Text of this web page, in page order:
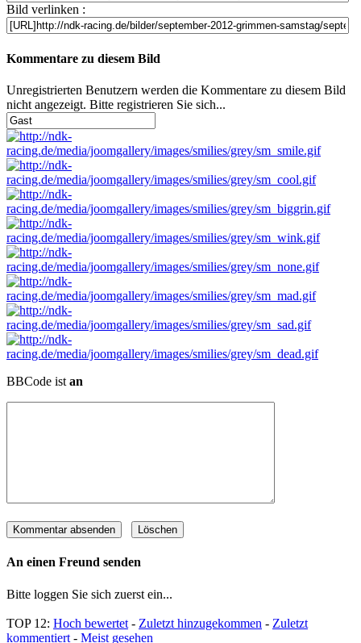
Bild verlinken :
Kommentare zu diesem Bild
Unregistrierten Benutzern werden die Kommentare zu diesem Bild
nicht angezeigt. Bitte registrieren Sie sich...
BBCode ist an
An einen Freund senden
Bitte loggen Sie sich zuerst ein...
TOP 12: Hoch bewertet - Zuletzt hinzugekommen - Zuletzt
kommentiert - Meist gesehen